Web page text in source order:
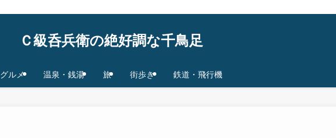
Ｃ級呑兵衛の絶好調な千鳥足
グルメ 温泉・銭湯 旅 街歩き 鉄道・飛行機